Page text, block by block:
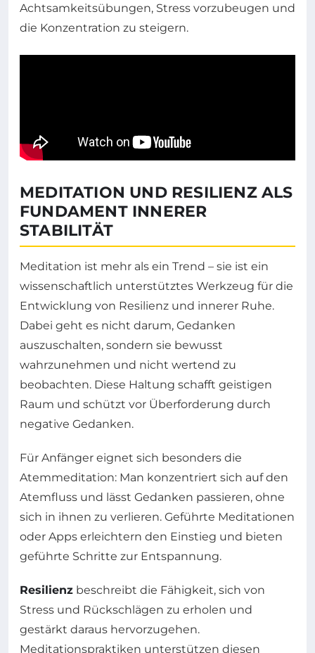
Achtsamkeitsübungen, Stress vorzubeugen und
die Konzentration zu steigern.
MEDITATION UND RESILIENZ ALS
FUNDAMENT INNERER
STABILITÄT
Meditation ist mehr als ein Trend – sie ist ein
wissenschaftlich unterstütztes Werkzeug für die
Entwicklung von Resilienz und innerer Ruhe.
Dabei geht es nicht darum, Gedanken
auszuschalten, sondern sie bewusst
wahrzunehmen und nicht wertend zu
beobachten. Diese Haltung schafft geistigen
Raum und schützt vor Überforderung durch
negative Gedanken.
Für Anfänger eignet sich besonders die
Atemmeditation: Man konzentriert sich auf den
Atemfluss und lässt Gedanken passieren, ohne
sich in ihnen zu verlieren. Geführte Meditationen
oder Apps erleichtern den Einstieg und bieten
geführte Schritte zur Entspannung.
Resilienz beschreibt die Fähigkeit, sich von
Stress und Rückschlägen zu erholen und
gestärkt daraus hervorzugehen.
Meditationspraktiken unterstützen diesen